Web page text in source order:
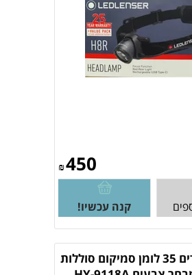
₪450
קנה עכשיו!
פנס יד 9 לדים 35 לומן סמיקום סוללות